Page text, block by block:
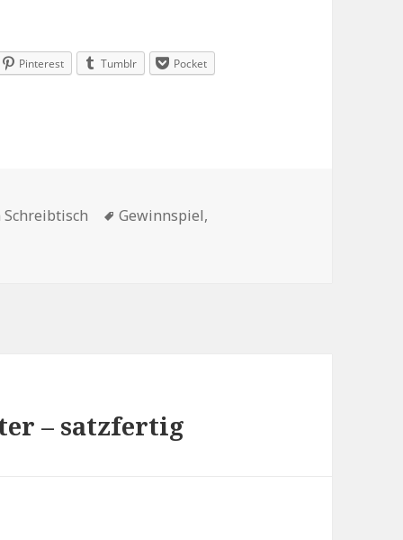
Pinterest Tumblr Pocket
Schreibtisch Schlagwörter
Gewinnspiel,
– satzfertig